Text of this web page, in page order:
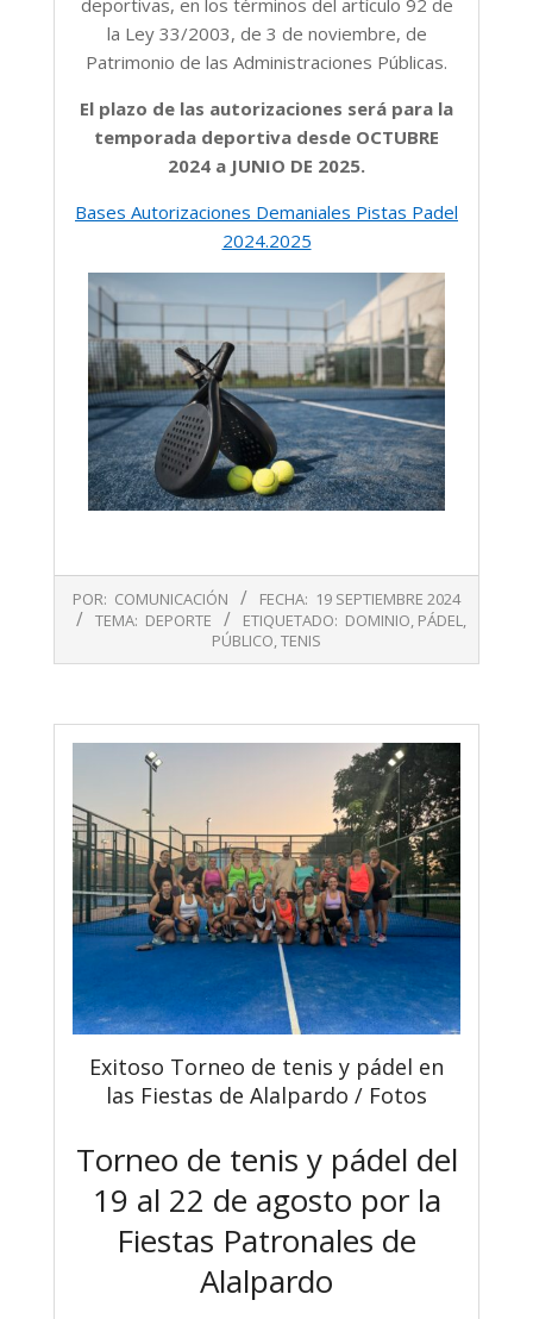
deportivas, en los términos del artículo 92 de
la Ley 33/2003, de 3 de noviembre, de
Patrimonio de las Administraciones Públicas.
El plazo de las autorizaciones será para la
temporada deportiva desde OCTUBRE
2024 a JUNIO DE 2025.
Bases Autorizaciones Demaniales Pistas Padel
2024.2025
09-
POR: COMUNICACIÓN FECHA: 19 SEPTIEMBRE 2024
TEMA: DEPORTE ETIQUETADO: DOMINIO, PÁDEL,
PÚBLICO,TENIS
Exitoso Torneo de tenis y pádel en
las Fiestas de Alalpardo / Fotos
Torneo de tenis y pádel del
19 al 22 de agosto por la
Fiestas Patronales de
Alalpardo